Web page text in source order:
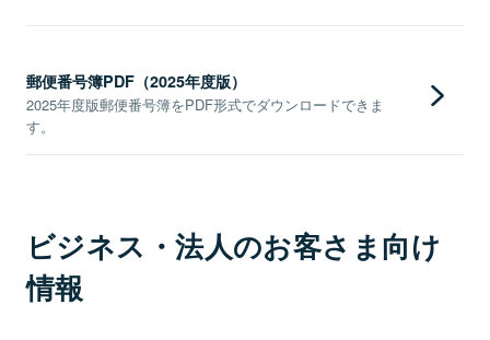
郵便番号簿PDF（2025年度版）
2025年度版郵便番号簿をPDF形式でダウンロードできま
す。
ビジネス・法人のお客さま向け
情報